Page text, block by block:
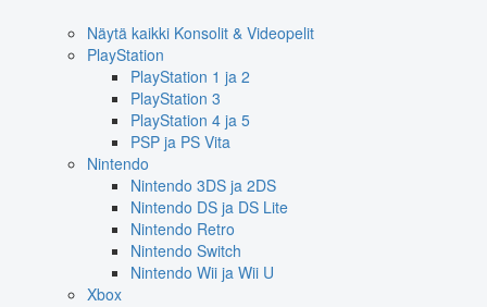
Näytä kaikki Konsolit & Videopelit
PlayStation
PlayStation 1 ja 2
PlayStation 3
PlayStation 4 ja 5
PSP ja PS Vita
Nintendo
Nintendo 3DS ja 2DS
Nintendo DS ja DS Lite
Nintendo Retro
Nintendo Switch
Nintendo Wii ja Wii U
Xbox